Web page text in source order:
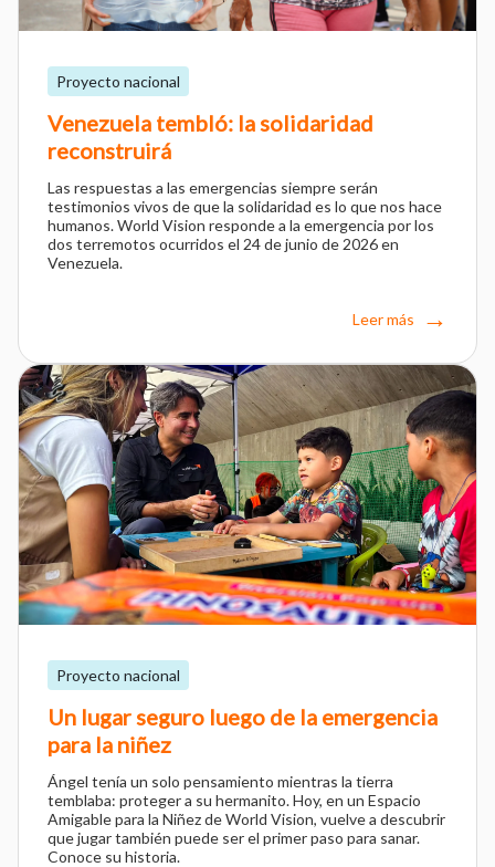
Proyecto nacional
Venezuela tembló: la solidaridad
reconstruirá
Las respuestas a las emergencias siempre serán
testimonios vivos de que la solidaridad es lo que nos hace
humanos. World Vision responde a la emergencia por los
dos terremotos ocurridos el 24 de junio de 2026 en
Venezuela.
Leer más
Proyecto nacional
Un lugar seguro luego de la emergencia
para la niñez
Ángel tenía un solo pensamiento mientras la tierra
temblaba: proteger a su hermanito. Hoy, en un Espacio
Amigable para la Niñez de World Vision, vuelve a descubrir
que jugar también puede ser el primer paso para sanar.
Conoce su historia.